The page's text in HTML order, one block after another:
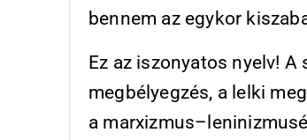
bennem az egykor
Ez az iszonyatos nyelv! A
megbélyegzés, a lelki
a